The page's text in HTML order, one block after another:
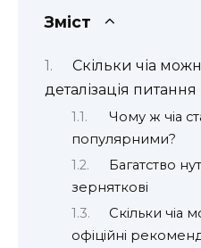
Зміст
Скільки чіа
деталізація питання
Чому ж чіа
популярними?
Багатство
зерняткові
Скільки чіа
офіційні